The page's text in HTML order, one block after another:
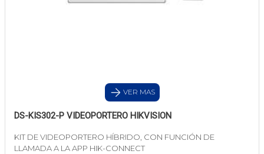
VER MAS
DS-KIS302-P VIDEOPORTERO HIKVISION
KIT DE VIDEOPORTERO HÍBRIDO, CON FUNCIÓN DE
LLAMADA A LA APP HIK-CONNECT